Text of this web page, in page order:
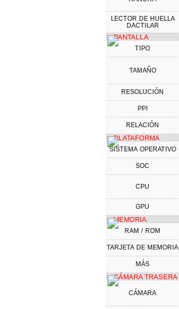
LECTOR DE HUELLA
DACTILAR
PANTALLA
TIPO
TAMAÑO
RESOLUCIÓN
PPI
RELACIÓN
PLATAFORMA
SISTEMA OPERATIVO
SOC
CPU
GPU
MEMORIA
RAM / ROM
TARJETA DE MEMORIA
MÁS
CÁMARA TRASERA
CÁMARA